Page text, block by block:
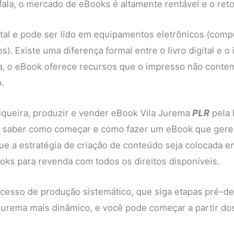
o mercado de eBooks é altamente rentável e o
e pode ser lido em equipamentos eletrônicos
Existe uma diferença formal entre o livro digital e o
o eBook oferece recursos que o impresso não
produzir e vender eBook Vila Jurema PLR pela
como começar e como fazer um eBook que
a estratégia de criação de conteúdo seja colocada
para revenda com todos os direitos disponíveis.
de produção sistemático, que siga etapas pré-
mais dinâmico, e você pode começar a partir